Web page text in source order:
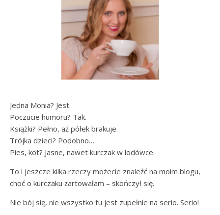
Jedna Monia? Jest.
Poczucie humoru? Tak.
Książki? Pełno, aż półek brakuje.
Trójka dzieci? Podobno…
Pies, kot? Jasne, nawet kurczak w lodówce.
To i jeszcze kilka rzeczy możecie znaleźć na moim blogu,
choć o kurczaku żartowałam – skończył się.
Nie bój się, nie wszystko tu jest zupełnie na serio. Serio!